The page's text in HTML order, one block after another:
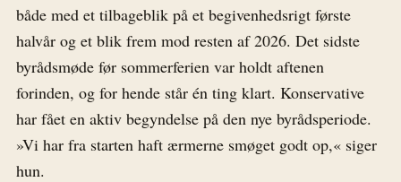
både med et tilbageblik på et begivenhedsrigt første
halvår og et blik frem mod resten af 2026. Det sidste
byrådsmøde før sommerferien var holdt aftenen
forinden, og for hende står én ting klart. Konservative
har fået en aktiv begyndelse på den nye byrådsperiode.
»Vi har fra starten haft ærmerne smøget godt op,« siger
hun.